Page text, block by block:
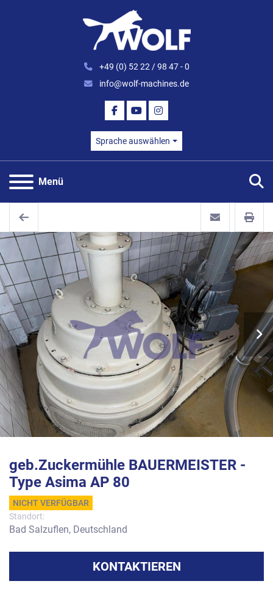
+49 (0) 52 22 / 98 47 - 0
info@wolf-machines.de
FACEBOOK
YOUTUBEINSTAGRAM
Sprache auswählen
Menü
geb.Zuckermühle BAUERMEISTER -
Type Asima AP 80
NICHT VERFÜGBAR
Standort:
Bad Salzuflen, Deutschland
KONTAKTIEREN